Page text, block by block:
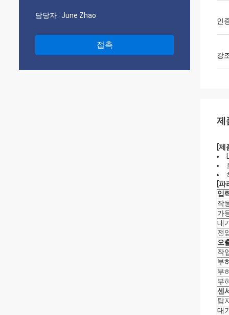
담당자 : June Zhao
접촉
인
강
제
[제
[파
입
작
가
대
전
오
작
부
부
부
센
탐
대